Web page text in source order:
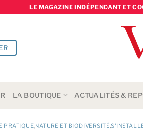
LE MAGAZINE INDÉPENDANT ET
LA BOUTIQUE ACTUALITÉS &
PRATIQUE,NATURE ET BIODIVERSITÉ,